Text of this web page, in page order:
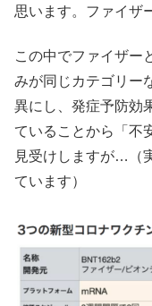
思います。ファイザ
この中でファイザー
みが同じカテゴリー
異にし、発症予防効
ていることから「不
見受けしますが…（
ています）